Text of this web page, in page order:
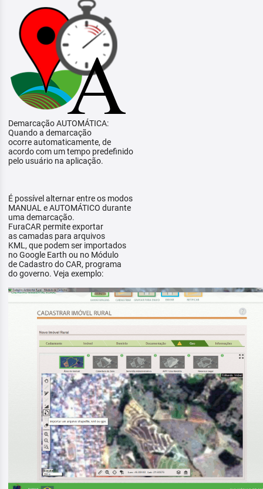
Demarcação AUTOMÁTICA:
Quando a demarcação
ocorre automaticamente, de
acordo com um tempo predefinido
pelo usuário na aplicação.
É possível alternar entre os modos
MANUAL e AUTOMÁTICO durante
uma demarcação.
FuraCAR permite exportar
as camadas para arquivos
KML, que podem ser importados
no Google Earth ou no Módulo
de Cadastro do CAR, programa
do governo. Veja exemplo: